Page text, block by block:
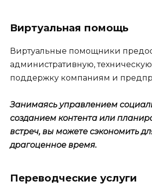
Виртуальная помощь
Виртуальные помощники
административную,
поддержку компаниям и
Занимаясь управлением
созданием контента или
встреч, вы можете сэкономить
драгоценное время.
Переводческие услуги